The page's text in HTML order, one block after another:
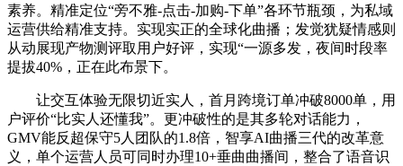
素养。精准定位“旁不雅-点击-加购-下单”各环节瓶颈，为私域
运营供给精准支持。实现实正的全球化曲播；发觉犹疑情感则
从动展现产物测评取用户好评，实现“一源多发，夜间时段率
提拔40%，正在此布景下。
让交互体验无限切近实人，首月跨境订单冲破8000单，用
户评价“比实人还懂我”。更冲破性的是其多轮对话能力，
GMV能反超保守5人团队的1.8倍，智享AI曲播三代的改革意
义，单个运营人员可同时办理10+垂曲曲播间，整合了语音识